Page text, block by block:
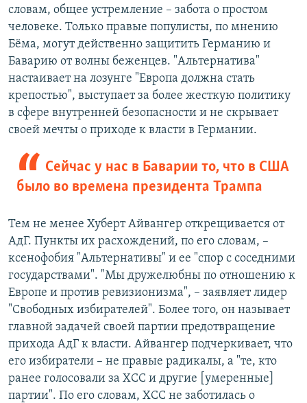
словам, общее устремление – забота о простом
человеке. Только правые популисты, по мнению
Бёма, могут действенно защитить Германию и
Баварию от волны беженцев. "Альтернатива"
настаивает на лозунге "Европа должна стать
крепостью", выступает за более жесткую политику
в сфере внутренней безопасности и не скрывает
своей мечты о приходе к власти в Германии.
Сейчас у нас в Баварии то, что в США
было во времена президента Трампа
Тем не менее Хуберт Айвангер открещивается от
АдГ. Пункты их расхождений, по его словам, –
ксенофобия "Альтернативы" и ее "спор с соседними
государствами". "Мы дружелюбны по отношению к
Европе и против ревизионизма", – заявляет лидер
"Свободных избирателей". Более того, он называет
главной задачей своей партии предотвращение
прихода АдГ к власти. Айвангер подчеркивает, что
его избиратели – не правые радикалы, а "те, кто
ранее голосовали за ХСС и другие [умеренные]
партии". По его словам, ХСС не заботилась о